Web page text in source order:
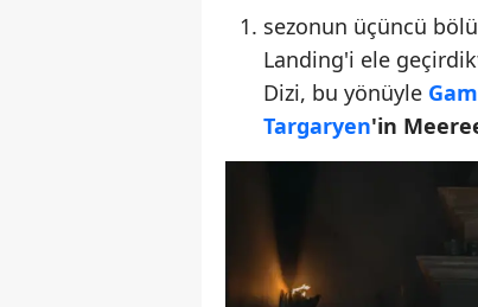
sezonun üçüncü
Landing'i ele
Dizi, bu yönüyle
Targaryen'in